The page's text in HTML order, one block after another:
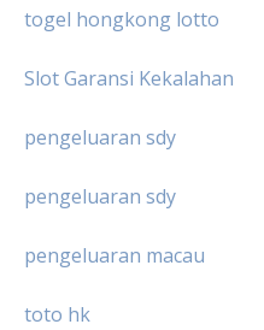
togel hongkong lotto
Slot Garansi Kekalahan
pengeluaran sdy
pengeluaran sdy
pengeluaran macau
toto hk